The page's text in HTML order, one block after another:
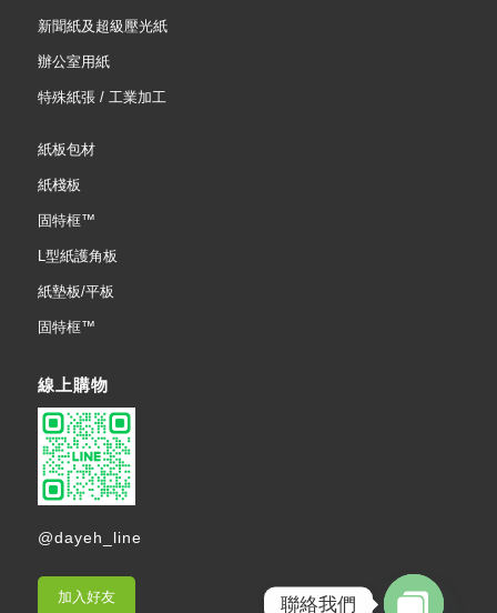
新聞紙及超級壓光紙
辦公室用紙
特殊紙張 / 工業加工
紙板包材
紙棧板
固特框™
L型紙護角板
紙墊板/平板
固特框™
線上購物
@dayeh_line
加入好友 聯絡我們